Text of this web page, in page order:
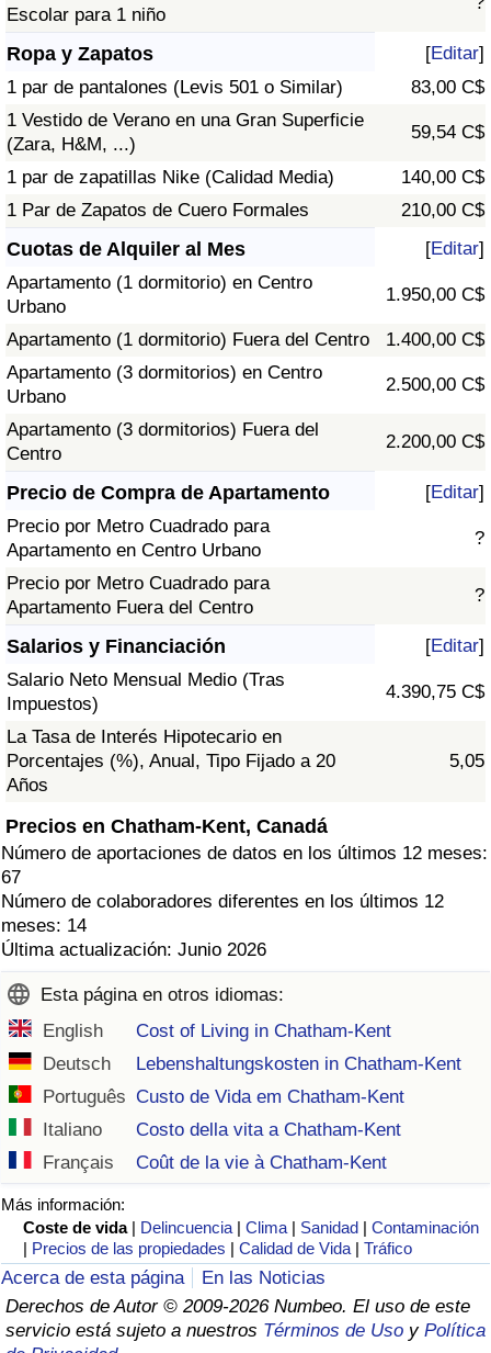
Escolar para 1 niño
Ropa y Zapatos [Editar]
1 par de pantalones (Levis 501 o Similar)
83,00 C$
1 Vestido de Verano en una Gran Superficie
(Zara, H&M, ...)
59,54 C$
1 par de zapatillas Nike (Calidad Media)
140,00 C$
1 Par de Zapatos de Cuero Formales
210,00 C$
Cuotas de Alquiler al Mes [Editar]
Apartamento (1 dormitorio) en Centro
Urbano
1.950,00 C$
Apartamento (1 dormitorio) Fuera del Centro
1.400,00 C$
Apartamento (3 dormitorios) en Centro
Urbano
2.500,00 C$
Apartamento (3 dormitorios) Fuera del
Centro
2.200,00 C$
Precio de Compra de Apartamento [Editar]
Precio por Metro Cuadrado para
Apartamento en Centro Urbano
?
Precio por Metro Cuadrado para
Apartamento Fuera del Centro
?
Salarios y Financiación [Editar]
Salario Neto Mensual Medio (Tras
Impuestos)
4.390,75 C$
La Tasa de Interés Hipotecario en
Porcentajes (%), Anual, Tipo Fijado a 20
Años
5,05
Precios en Chatham-Kent, Canadá
Número de aportaciones de datos en los últimos 12 meses:
67
Número de colaboradores diferentes en los últimos 12
meses: 14
Última actualización: Junio 2026
Esta página en otros idiomas:
English
Cost of Living in Chatham-Kent
Deutsch
Lebenshaltungskosten in Chatham-Kent
Português Custo de Vida em Chatham-Kent
Italiano
Costo della vita a Chatham-Kent
Français
Coût de la vie à Chatham-Kent
Más información:
Coste de vida | Delincuencia |Clima | Sanidad |Contaminación
| Precios de las propiedades |Calidad de Vida |Tráfico
Acerca de esta página
En las Noticias
Derechos de Autor © 2009-2026 Numbeo. El uso de este
servicio está sujeto a nuestros Términos de Uso y Política